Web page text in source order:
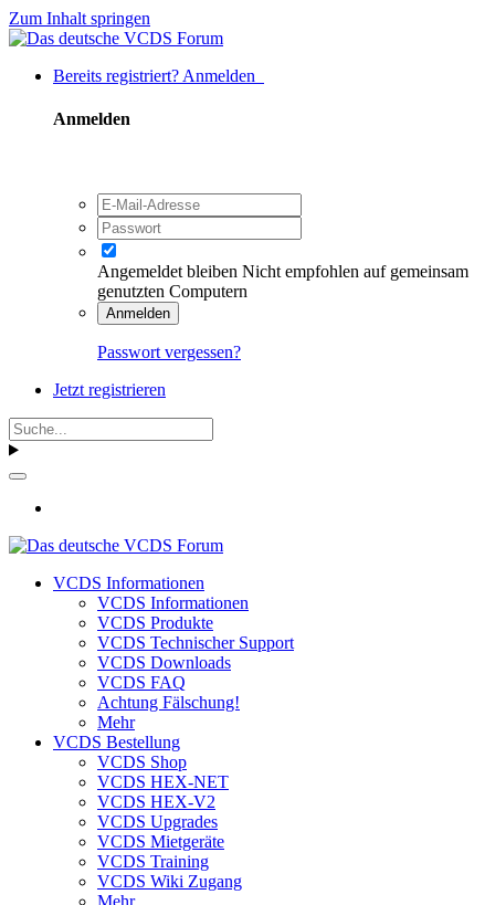
Zum Inhalt springen
Bereits registriert? Anmelden
Anmelden
Angemeldet bleiben Nicht empfohlen auf gemeinsam
genutzten Computern
Anmelden
Passwort vergessen?
Jetzt registrieren
VCDS Informationen
VCDS Informationen
VCDS Produkte
VCDS Technischer Support
VCDS Downloads
VCDS FAQ
Achtung Fälschung!
Mehr
VCDS Bestellung
VCDS Shop
VCDS HEX-NET
VCDS HEX-V2
VCDS Upgrades
VCDS Mietgeräte
VCDS Training
VCDS Wiki Zugang
Mehr